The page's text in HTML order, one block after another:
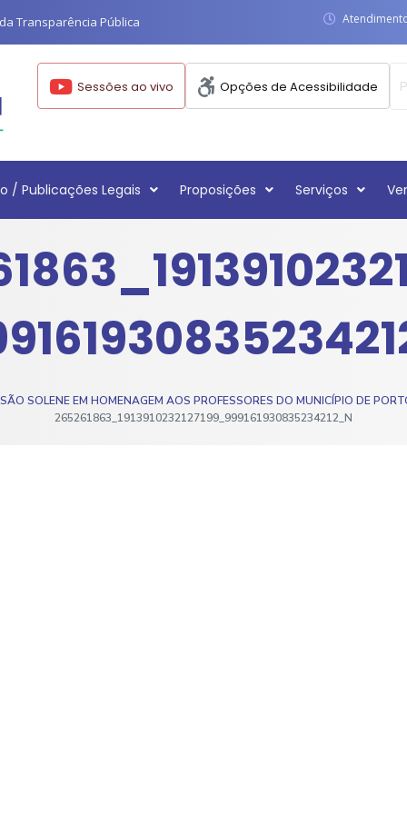
Transparência Pública
Sessões ao vivo Opções de Acessibilidade
/ Publicações Legais Proposições Serviços
SOLENE EM HOMENAGEM AOS PROFESSORES DO MUNICÍPIO DE
265261863_1913910232127199_999161930835234212_N